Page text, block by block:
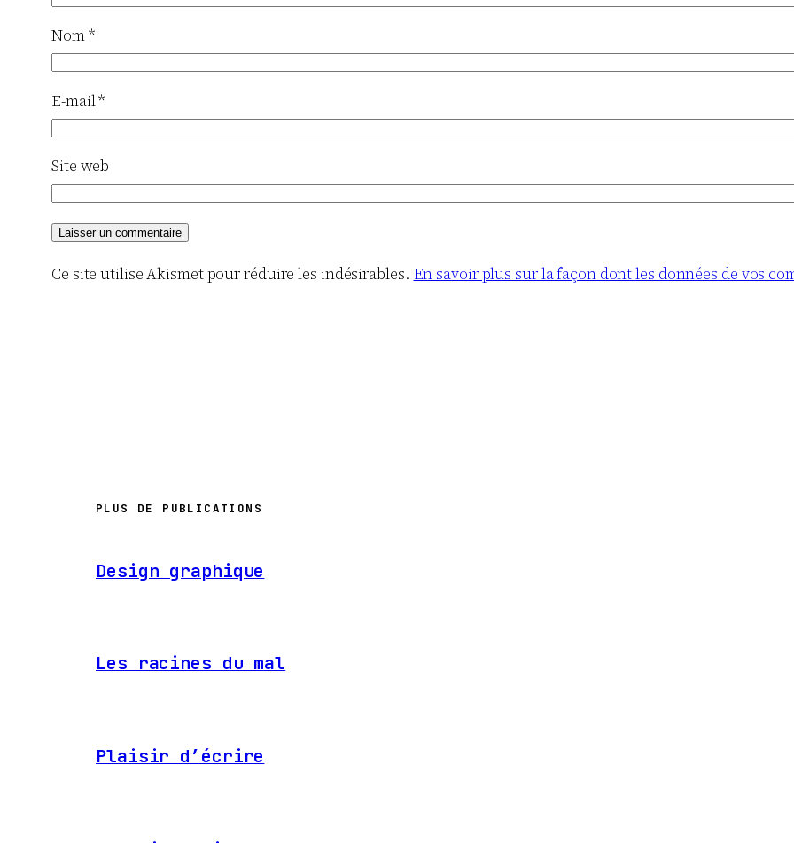
Nom*
E-mail*
Site web
Ce site utilise Akismet pour réduire les indésirables. En savoir plus sur la façon dont les données de vos
PLUS DE PUBLICATIONS
Design graphique
Les racines du mal
Plaisir d’écrire